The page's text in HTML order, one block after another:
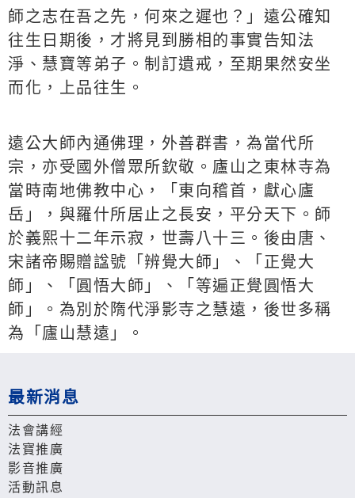
師之志在吾之先，何來之遲也？」遠公確知
往生日期後，才將見到勝相的事實告知法
淨、慧寶等弟子。制訂遺戒，至期果然安坐
而化，上品往生。
遠公大師內通佛理，外善群書，為當代所
宗，亦受國外僧眾所欽敬。廬山之東林寺為
當時南地佛教中心，「東向稽首，獻心廬
岳」，與羅什所居止之長安，平分天下。師
於義熙十二年示寂，世壽八十三。後由唐、
宋諸帝賜贈諡號「辨覺大師」、「正覺大
師」、「圓悟大師」、「等遍正覺圓悟大
師」。為別於隋代淨影寺之慧遠，後世多稱
為「廬山慧遠」。
最新消息
法會講經
法寶推廣
影音推廣
活動訊息